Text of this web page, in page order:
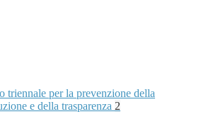
triennale per la prevenzione della
e della trasparenza 2